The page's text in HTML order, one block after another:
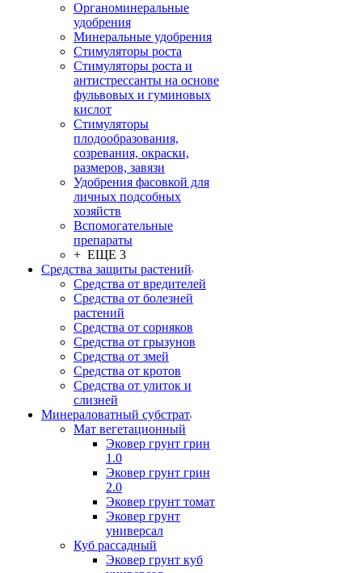
Органоминеральные
удобрения
Минеральные удобрения
Стимуляторы роста
Стимуляторы роста и
антистрессанты на основе
фульвовых и гуминовых
кислот
Стимуляторы
плодообразования,
созревания, окраски,
размеров, завязи
Удобрения фасовкой для
личных подсобных
хозяйств
Вспомогательные
препараты
+ ЕЩЕ 3
Средства защиты растений
Средства от вредителей
Средства от болезней
растений
Средства от сорняков
Средства от грызунов
Средства от змей
Средства от кротов
Средства от улиток и
слизней
Минераловатный субстрат
Мат вегетационный
Эковер грунт грин
1.0
Эковер грунт грин
2.0
Эковер грунт томат
Эковер грунт
универсал
Куб рассадный
Эковер грунт куб